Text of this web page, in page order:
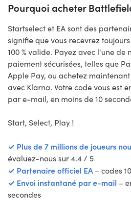
Pourquoi acheter
Startselect et EA sont des
signifie que vous recevrez
100 % valide. Payez avec l'une de
paiement sécurisées, telles que
Apple Pay, ou achetez
avec Klarna. Votre code vous est
par e-mail, en moins de 10
Start, Select, Play !
✓ Plus de 7 millions de joueurs
évaluez-nous sur 4.4 / 5
✓ Partenaire officiel EA– codes
✓ Envoi instantané par e-mail –
secondes